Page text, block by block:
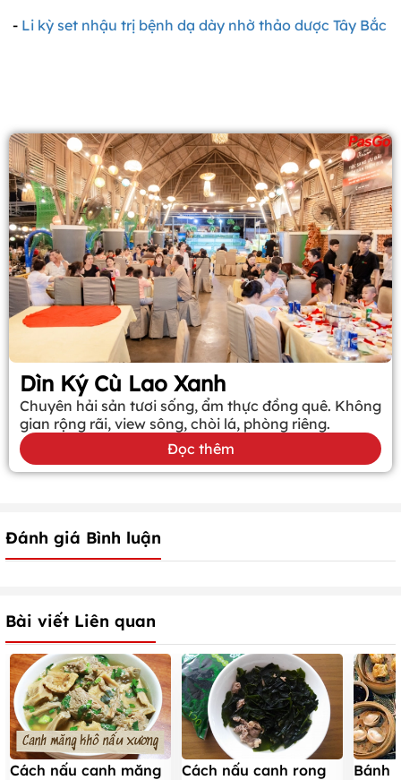
- Li kỳ set nhậu trị bệnh dạ dày nhờ thảo dược Tây Bắc
Dìn Ký Cù Lao Xanh
Chuyên hải sản tươi sống, ẩm thực đồng quê. Không
gian rộng rãi, view sông, chòi lá, phòng riêng.
Đọc thêm
Đánh giá Bình luận
Bài viết Liên quan
Cách nấu canh măng
Cách nấu canh rong
Bánh